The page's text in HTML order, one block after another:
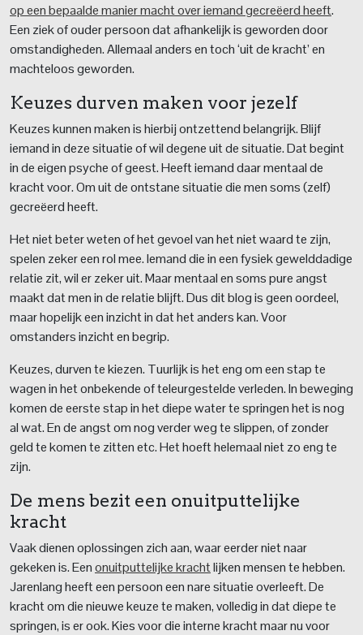
op een bepaalde manier macht over iemand gecreëerd heeft.
Een ziek of ouder persoon dat afhankelijk is geworden door
omstandigheden. Allemaal anders en toch ‘uit de kracht’ en
machteloos geworden.
Keuzes durven maken voor jezelf
Keuzes kunnen maken is hierbij ontzettend belangrijk. Blijf
iemand in deze situatie of wil degene uit de situatie. Dat begint
in de eigen psyche of geest. Heeft iemand daar mentaal de
kracht voor. Om uit de ontstane situatie die men soms (zelf)
gecreëerd heeft.
Het niet beter weten of het gevoel van het niet waard te zijn,
spelen zeker een rol mee. Iemand die in een fysiek gewelddadige
relatie zit, wil er zeker uit. Maar mentaal en soms pure angst
maakt dat men in de relatie blijft. Dus dit blog is geen oordeel,
maar hopelijk een inzicht in dat het anders kan. Voor
omstanders inzicht en begrip.
Keuzes, durven te kiezen. Tuurlijk is het eng om een stap te
wagen in het onbekende of teleurgestelde verleden. In beweging
komen de eerste stap in het diepe water te springen het is nog
al wat. En de angst om nog verder weg te slippen, of zonder
geld te komen te zitten etc. Het hoeft helemaal niet zo eng te
zijn.
De mens bezit een onuitputtelijke
kracht
Vaak dienen oplossingen zich aan, waar eerder niet naar
gekeken is. Eenonuitputtelijke krachtlijken mensen te hebben.
Jarenlang heeft een persoon een nare situatie overleeft. De
kracht om die nieuwe keuze te maken, volledig in dat diepe te
springen, is er ook. Kies voor die interne kracht maar nu voor